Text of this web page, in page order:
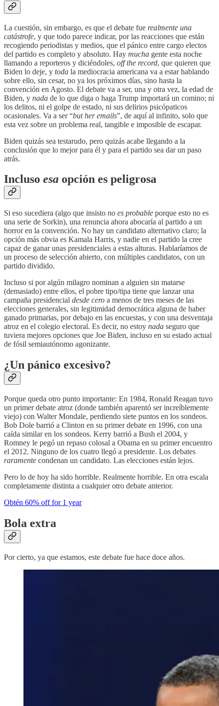
La cuestión, sin embargo, es que el debate fue realmente una
catástrofe, y que todo parece indicar, por las reacciones que están
recogiendo periodistas y medios, que el pánico entre cargo electos
del partido es completo y absoluto. Hay mucha gente esta noche
llamando a reporteros y diciéndoles, off the record, que quieren que
Biden lo deje, y toda la mediocracia americana va a estar hablando
sobre ello, sin cesar, no ya los próximos días, sino hasta la
convención en Agosto. El debate va a ser, una y otra vez, la edad de
Biden, y nada de lo que diga o haga Trump importará un comino; ni
los delitos, ni el golpe de estado, ni sus delirios psicópaticos
ocasionales. Va a ser “but her emails”, de aquí al infinito, solo que
esta vez sobre un problema real, tangible e imposible de escapar.
Biden quizás sea testarudo, pero quizás acabe llegando a la
conclusión que lo mejor para él y para el partido sea dar un paso
atrás.
Incluso esa opción es peligrosa
Si eso sucediera (algo que insisto no es probable porque esto no es
una serie de Sorkin), una renuncia ahora abocaría al partido a un
horror en la convención. No hay un candidato alternativo claro; la
opción más obvia es Kamala Harris, y nadie en el partido la cree
capaz de ganar unas presidenciales a estas alturas. Hablaríamos de
un proceso de selección abierto, con múltiples candidatos, con un
partido dividido.
Incluso si por algún milagro nominan a alguien sin matarse
(demasiado) entre ellos, el pobre tipo/tipa tiene que lanzar una
campaña presidencial desde cero a menos de tres meses de las
elecciones generales, sin legitimidad democrática alguna de haber
ganado primarias, por debajo en las encuestas, y con una desventaja
atroz en el colegio electoral. Es decir, no estoy nada seguro que
tuviera mejores opciones que Joe Biden, incluso en su estado actual
de fósil semiautónomo agonizante.
¿Un pánico excesivo?
Porque queda otro punto importante: En 1984, Ronald Reagan tuvo
un primer debate atroz (donde también aparentó ser increíblemente
viejo) con Walter Mondale, perdiendo siete puntos en los sondeos.
Bob Dole barrió a Clinton en su primer debate en 1996, con una
caída similar en los sondeos. Kerry barrió a Bush el 2004, y
Romney le pegó un repaso colosal a Obama en su primer encuentro
el 2012. Ninguno de los cuatro llegó a presidente. Los debates
raramente condenan un candidato. Las elecciones están lejos.
Pero lo de hoy ha sido horrible. Realmente horrible. En otra escala
completamente distinta a cualquier otro debate anterior.
Obtén 60% off for 1 year
Bola extra
Por cierto, ya que estamos, este debate fue hace doce años.